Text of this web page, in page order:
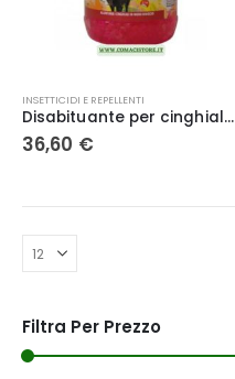
INSETTICIDI E REPELLENTI
Disabituante per cinghiali cubetti in gel a lunga durata barriera repellente naturale 2,5 lt
36,60 €
Filtra Per Prezzo